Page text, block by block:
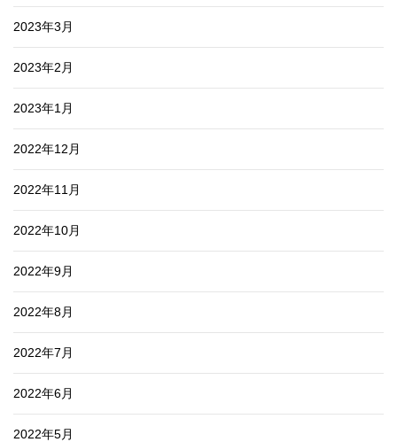
2023年3月
2023年2月
2023年1月
2022年12月
2022年11月
2022年10月
2022年9月
2022年8月
2022年7月
2022年6月
2022年5月